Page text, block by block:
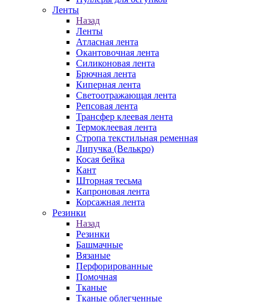
Ленты
Назад
Ленты
Атласная лента
Окантовочная лента
Силиконовая лента
Брючная лента
Киперная лента
Светоотражающая лента
Репсовая лента
Трансфер клеевая лента
Термоклеевая лента
Стропа текстильная ременная
Липучка (Велькро)
Косая бейка
Кант
Шторная тесьма
Капроновая лента
Корсажная лента
Резинки
Назад
Резинки
Башмачные
Вязаные
Перфорированные
Помочная
Тканые
Тканые облегченные